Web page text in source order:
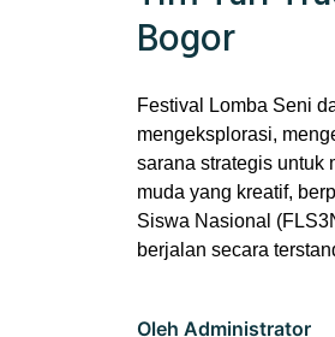
Bogor
Festival Lomba Seni
mengeksplorasi,
sarana strategis untuk
muda yang kreatif,
Siswa Nasional
berjalan secara
Oleh Administrator